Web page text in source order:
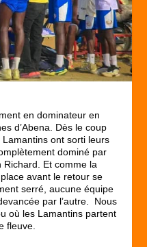
en dominateur en
d’Abena. Dès le coup
Lamantins ont sorti leurs
dominé par
Richard. Et comme la
avant le retour se
serré, aucune équipe
par l’autre. Nous
où les Lamantins partent
fleuve.